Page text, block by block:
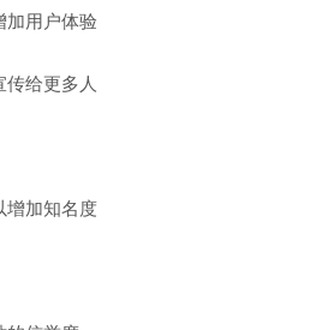
加用户体验
传给更多人
增加知名度